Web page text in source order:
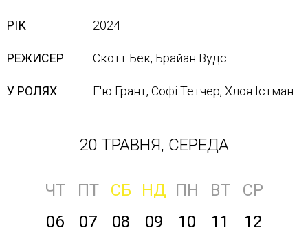
РІК 2024
РЕЖИСЕР Скотт Бек, Брайан Вудс
У РОЛЯХ Г'ю Грант, Софі Тетчер, Хлоя Істман
20 ТРАВНЯ, СЕРЕДА
ЧТ ПТ СБ НД ПН ВТ
СР
06
07 08 09 10 11 12